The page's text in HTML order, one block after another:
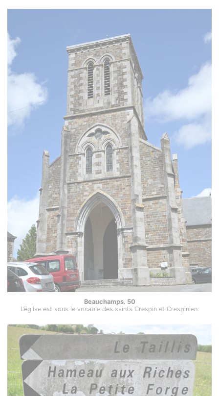
Beauchamps. 50
L’église est sous le vocable des saints Crespin et Crespinien.